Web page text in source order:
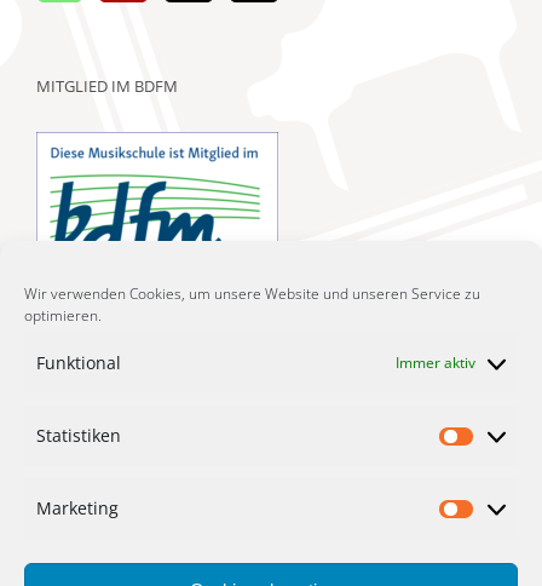
Wir verwenden Cookies, um unsere Website und unseren Service zu
optimieren.
Funktional Immer aktiv
Statistiken
Marketing
MITGLIED IM BDFM
LIZENZIERTE MUSIKGARTEN-KURSE